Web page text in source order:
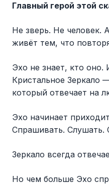
Главный герой этой
Не зверь. Не человек.
живёт тем, что
Эхо не знает, кто оно.
Кристальное Зеркало
который отвечает на
Эхо начинает
Спрашивать. Слушать.
Зеркало всегда
Но чем больше Эхо